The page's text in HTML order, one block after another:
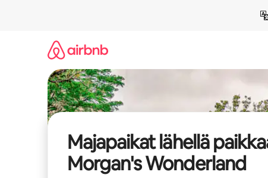
Majapaikat lähellä
Morgan's Wonderland